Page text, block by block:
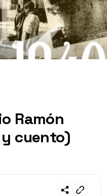
Ramón
cuento)